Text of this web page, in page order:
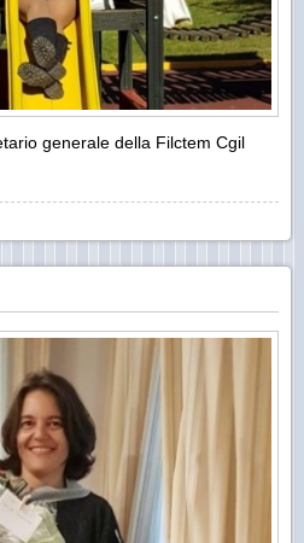
generale della Filctem Cgil